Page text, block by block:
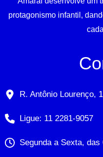
protagonismo infantil,
R. Antônio Lourenço,
Ligue: 11 2281-9057
Segunda a Sexta, das